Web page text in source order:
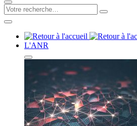
L'ANR